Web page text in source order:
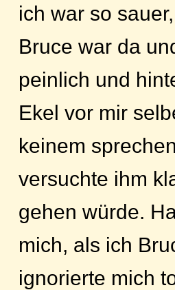
ich war so
Bruce war da
peinlich und
Ekel vor mir
keinem
versuchte ihm
gehen würde.
mich, als ich
ignorierte mich